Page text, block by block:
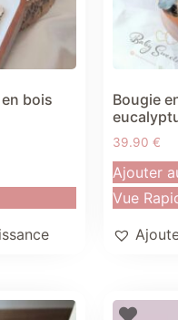
bois
Bougie
39.90€
Ajouter
Vue